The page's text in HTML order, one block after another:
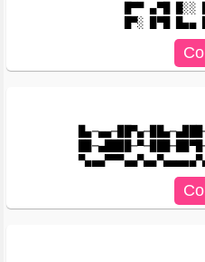
█▀▀ ▄▀█ █░░